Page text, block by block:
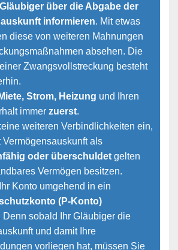
über die Abgabe der
informieren. Mit etwas
diese von weiteren Mahnungen
absehen. Die
Zwangsvollstreckung besteht
Miete, Strom, Heizung und Ihren
immer zuerst.
weiteren Verbindlichkeiten ein,
als
oder überschuldet gelten
Vermögen besitzen.
Konto umgehend in ein
(P-Konto)
Denn sobald Ihr Gläubiger die
und damit Ihre
vorliegen hat, müssen Sie